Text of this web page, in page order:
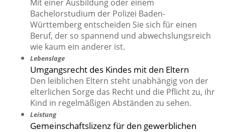
Mit einer Ausbildung oder einem
Bachelorstudium der Polizei Baden-
Württemberg entscheiden Sie sich für einen
Beruf, der so spannend und abwechslungsreich
wie kaum ein anderer ist.
Lebenslage
Umgangsrecht des Kindes mit den Eltern
Den leiblichen Eltern steht unabhängig von der
elterlichen Sorge das Recht und die Pflicht zu, ihr
Kind in regelmäßigen Abständen zu sehen.
Leistung
Gemeinschaftslizenz für den gewerblichen